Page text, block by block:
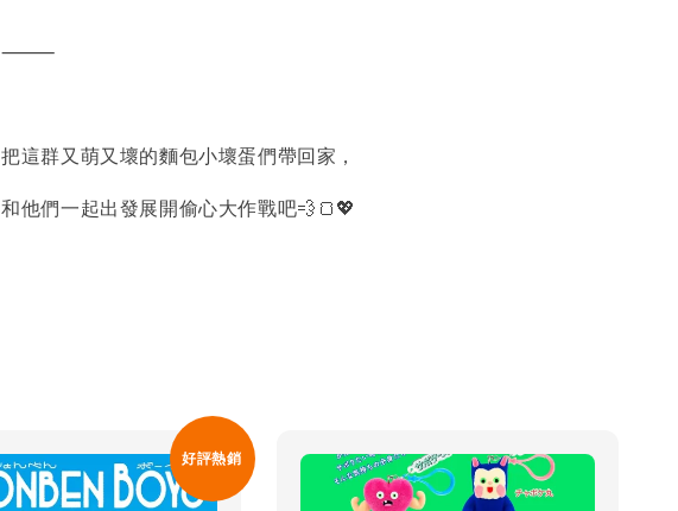
⸻
把這群又萌又壞的麵包小壞蛋們帶回家，
和他們一起出發展開偷心大作戰吧💨🍞💖
好評熱銷